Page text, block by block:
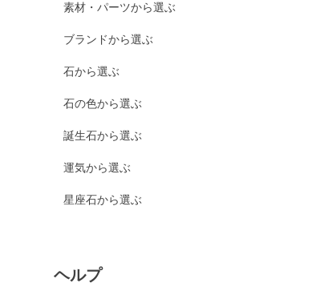
素材・パーツから選ぶ
ブランドから選ぶ
石から選ぶ
石の色から選ぶ
誕生石から選ぶ
運気から選ぶ
星座石から選ぶ
ヘルプ